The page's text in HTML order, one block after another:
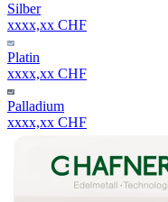
Silber
xxxx,xx CHF
Platin
xxxx,xx CHF
Palladium
xxxx,xx CHF